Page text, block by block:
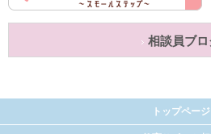
相談員ブロ
トップページ